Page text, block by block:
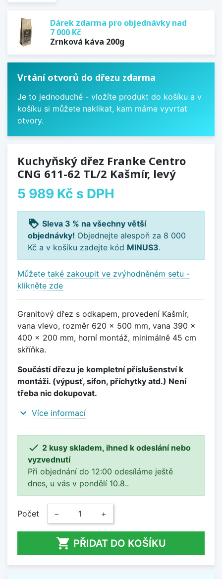
Dárek zdarma pro objednávky nad
7 000 Kč
Zrnková káva 200g
Vrtání otvorů do dřezu zdarma
Je to jednoduché - vložíte produkt do košíku a v
košíku si můžete naklikat, kam máme vyvrtat
otvory.
Kuchyňský dřez Franke Centro
CNG 611-62 TL/2 Kašmír, levý
5 989 Kč s DPH
loyalty Sleva 3 % na všechny větší
objednávky! Objednejte alespoň za 8 000
Kč a v košíku zadejte kód MINUS3.
Můžete také zakoupit ve zvýhodněném setu -
klikněte zde
Granitový dřez s odkapem, provedení Kašmír,
vana vlevo, rozměr 620 x 500 mm, vana 390 x
400 x 200 mm, horní montáž, minimálně 45 cm
skříňka.
Součástí dřezu je kompletní příslušenství k
montáži. (výpusť, sifon, příchytky atd.) Není
třeba nic dokupovat.
expand_more Více informací
 2 kusy skladem, ihned k odeslání nebo
vyzvednutí
Při objednání do 12:00 odesíláme ještě
dnes, u vás v pondělí 10.8..
Počet − +
 PŘIDAT DO KOŠÍKU